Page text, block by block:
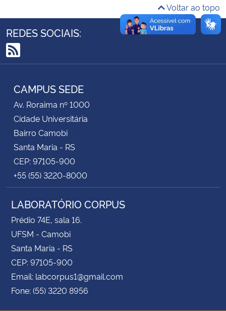
Controladoria-Geral da União
Secretaria-Geral
Secretaria de Governo
Gabinete de Segurança Institucional
Advocacia-Geral da União
Voltar ao topo
REDES SOCIAIS:
RSS
CAMPUS SEDE
Av. Roraima nº 1000
Cidade Universitária
Bairro Camobi
Santa Maria - RS
CEP: 97105-900
+55 (55) 3220-8000
LABORATÓRIO CORPUS
Prédio 74E, sala 16.
UFSM - Camobi
Santa Maria - RS
CEP: 97105-900
Email: labcorpus1@gmail.com
Fone: (55) 3220 8956